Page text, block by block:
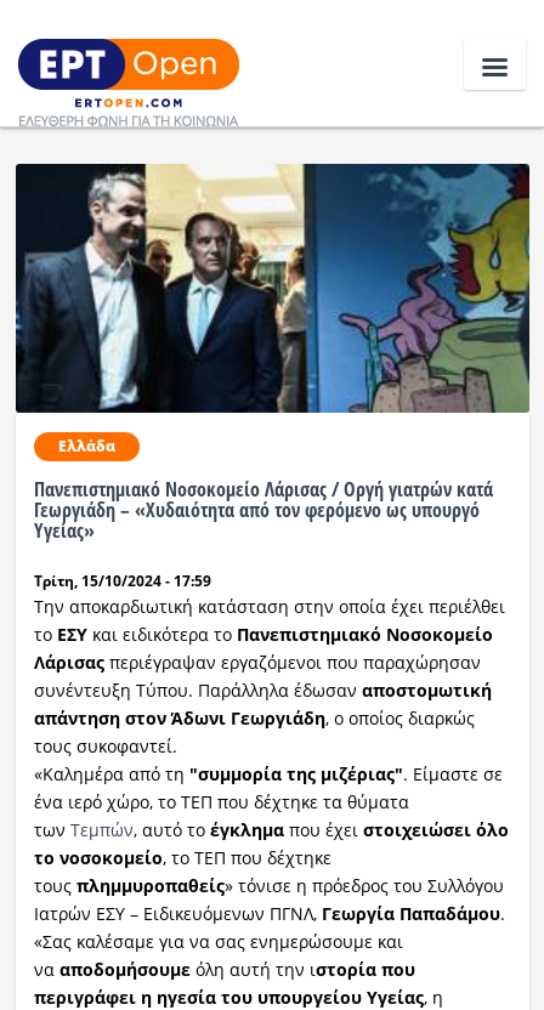
Ειδήσεις
Ελλάδα
Κοινωνία
Πολιτική
Οικονομία
Αθλητικά
Κόσμος
Ραδιόφωνο LIVE
Εκπομπές
Πολιτισμός
Ελλάδα
Πανεπιστημιακό Νοσοκομείο Λάρισας / Οργή γιατρών κατά
Γεωργιάδη – «Χυδαιότητα από τον φερόμενο ως υπουργό
Υγείας»
Τρίτη, 15/10/2024 - 17:59
Την αποκαρδιωτική κατάσταση στην οποία έχει περιέλθει
το ΕΣΥ και ειδικότερα τοΠανεπιστημιακό Νοσοκομείο
Λάρισας περιέγραψαν εργαζόμενοι που παραχώρησαν
συνέντευξη Τύπου. Παράλληλα έδωσαν αποστομωτική
απάντηση στον Άδωνι Γεωργιάδη, ο οποίος διαρκώς
τους συκοφαντεί.
«Καλημέρα από τη "συμμορία της μιζέριας". Είμαστε σε
ένα ιερό χώρο, το ΤΕΠ που δέχτηκε τα θύματα
των Τεμπών, αυτό το έγκλημα που έχει στοιχειώσει όλο
το νοσοκομείο, το ΤΕΠ που δέχτηκε
τους πλημμυροπαθείς» τόνισε η πρόεδρος του Συλλόγου
Ιατρών ΕΣΥ – Ειδικευόμενων ΠΓΝΛ, Γεωργία Παπαδάμου.
«Σας καλέσαμε για να σας ενημερώσουμε και
να αποδομήσουμε όλη αυτή την ιστορία που
περιγράφει η ηγεσία του υπουργείου Υγείας, η